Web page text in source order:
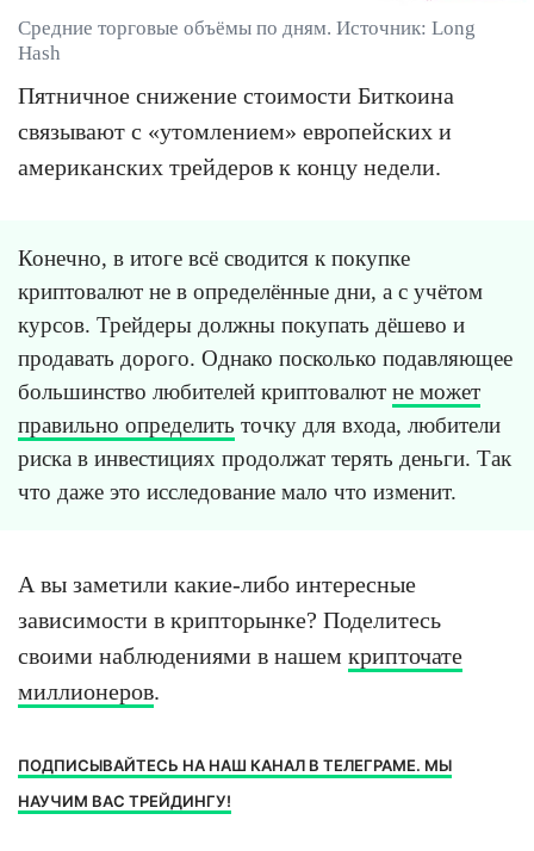
Средние торговые объёмы по дням. Источник: Long
Hash
Пятничное снижение стоимости Биткоина
связывают с «утомлением» европейских и
американских трейдеров к концу недели.
Конечно, в итоге всё сводится к покупке
криптовалют не в определённые дни, а с учётом
курсов. Трейдеры должны покупать дёшево и
продавать дорого. Однако посколько подавляющее
большинство любителей криптовалют не может
правильно определить точку для входа, любители
риска в инвестициях продолжат терять деньги. Так
что даже это исследование мало что изменит.
А вы заметили какие-либо интересные
зависимости в крипторынке? Поделитесь
своими наблюдениями в нашем крипточате
миллионеров.
ПОДПИСЫВАЙТЕСЬ НА НАШ КАНАЛ В ТЕЛЕГРАМЕ. МЫ
НАУЧИМ ВАС ТРЕЙДИНГУ!